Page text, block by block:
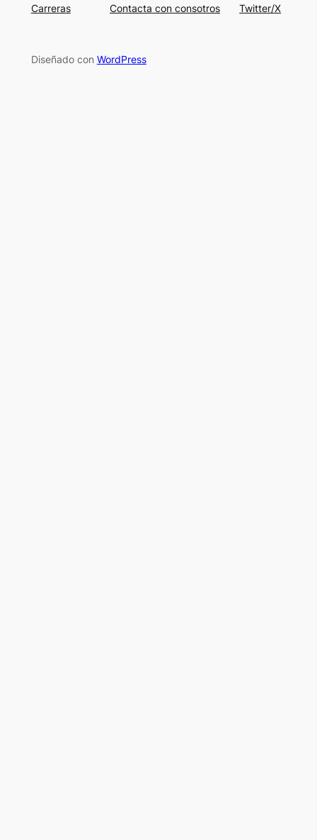
Carreras
Contacta con consotros
Twitter/X
Diseñado con WordPress